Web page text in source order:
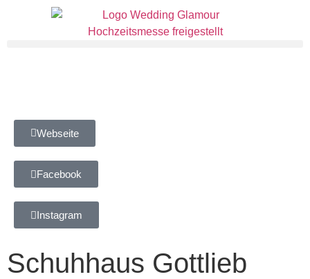
Webseite
Facebook
Instagram
Schuhhaus Gottlieb